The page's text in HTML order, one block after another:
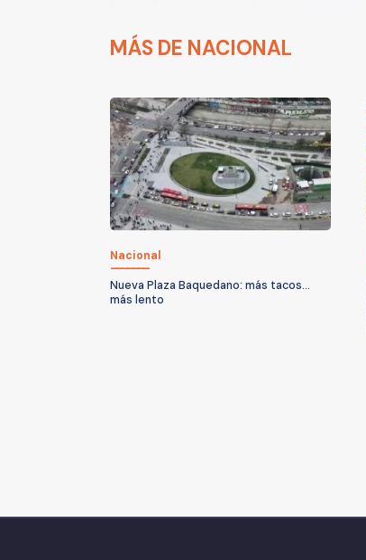
MÁS DE NACIONAL
Nacional
Nueva Plaza Baquedano: más tacos...
más lento